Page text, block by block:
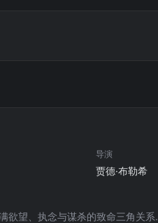
导演
贾德·布勒希
欲望、执念与谋杀的致命三角关系.